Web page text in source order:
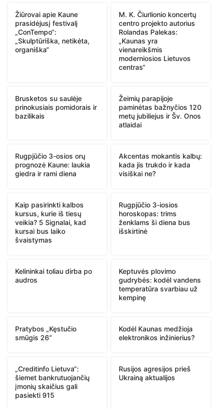
Žiūrovai apie Kaune
prasidėjusį festivalį
„ConTempo“:
„Skulptūriška, netikėta,
organiška“
M. K. Čiurlionio koncertų
centro projekto autorius
Rolandas Palekas:
„Kaunas yra
vienareikšmis
moderniosios Lietuvos
centras“
Brusketos su saulėje
prinokusiais pomidorais ir
bazilikais
Žeimių parapijoje
paminėtas bažnyčios 120
metų jubiliejus ir Šv. Onos
atlaidai
Rugpjūčio 3-osios orų
prognozė Kaune: laukia
giedra ir rami diena
Akcentas mokantis kalbų:
kada jis trukdo ir kada
visiškai ne?
Kaip pasirinkti kalbos
kursus, kurie iš tiesų
veikia? 5 Signalai, kad
kursai bus laiko
švaistymas
Rugpjūčio 3-iosios
horoskopas: trims
ženklams ši diena bus
išskirtinė
Kelininkai toliau dirba po
audros
Keptuvės plovimo
gudrybės: kodėl vandens
temperatūra svarbiau už
kempinę
Pratybos „Kęstučio
smūgis 26“
Kodėl Kaunas medžioja
elektronikos inžinierius?
„Creditinfo Lietuva“:
šiemet bankrutuojančių
įmonių skaičius gali
pasiekti 915
Rusijos agresijos prieš
Ukrainą aktualijos